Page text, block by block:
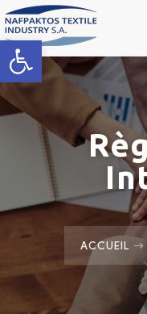
Ouvrir la
ACCUEIL